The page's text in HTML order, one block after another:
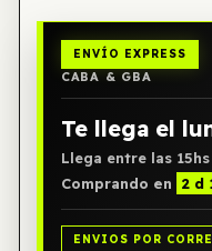
ENVÍO EXPRESS
CABA & GBA
Te llega el
Llega entre las
Comprando en
2 d
ENVIOS POR